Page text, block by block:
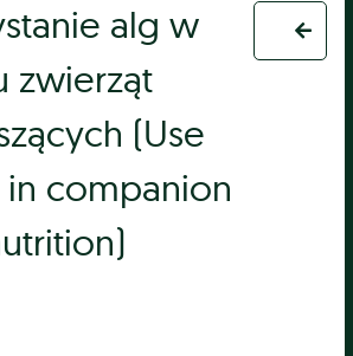
alg w
zwierząt
(Use
companion